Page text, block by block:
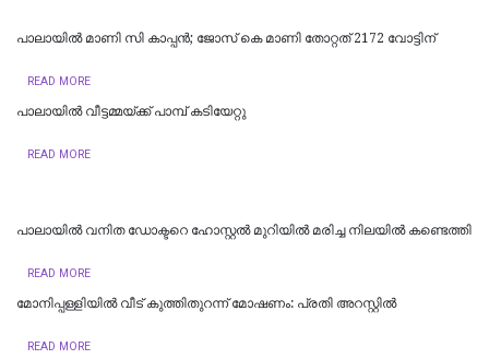
പാലായിൽ മാണി സി കാപ്പൻ; ജോസ് കെ മാണി തോറ്റത് 2172 വോട്ടിന്
READ MORE
പാലായിൽ വീട്ടമ്മയ്ക്ക് പാമ്പ് കടിയേറ്റു
READ MORE
പാലായിൽ വനിത ഡോക്ടറെ ഹോസ്റ്റൽ മുറിയിൽ മരിച്ച നിലയിൽ കണ്ടെത്തി
READ MORE
മോനിപ്പള്ളിയിൽ വീട് കുത്തിതുറന്ന് മോഷണം: പ്രതി അറസ്റ്റിൽ
READ MORE